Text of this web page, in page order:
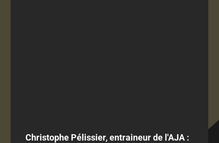
Christophe Pélissier, entraineur de l'AJA :